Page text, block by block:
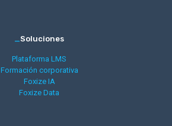
_Soluciones
Plataforma LMS
Formación corporativa
Foxize IA
Foxize Data